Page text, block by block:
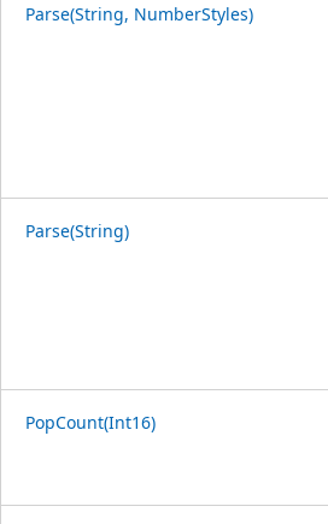
Parse(String, NumberStyles)
Parse(String)
PopCount(Int16)